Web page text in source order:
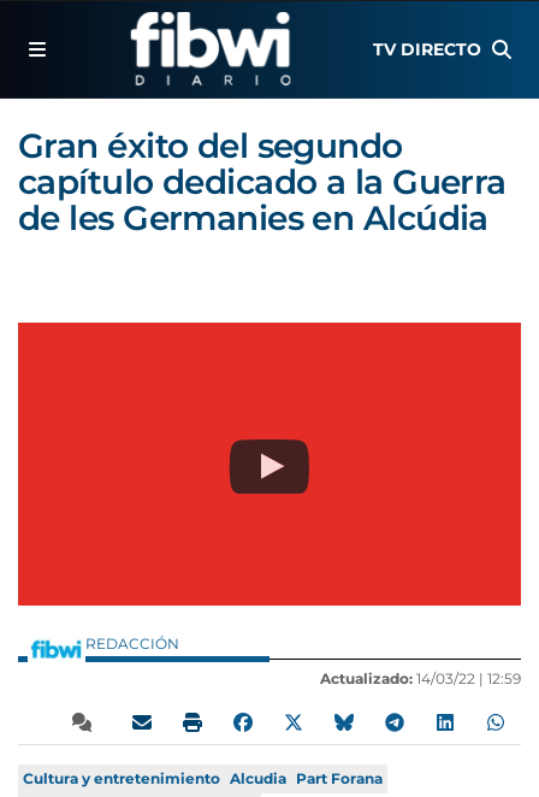
TV DIRECTO
Gran éxito del segundo
capítulo dedicado a la Guerra
de les Germanies en Alcúdia
REDACCIÓN
Actualizado: 14/03/22 | 12:59
Cultura y entretenimiento Alcudia Part Forana